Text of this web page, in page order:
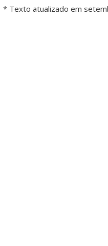
* Texto atualizado em